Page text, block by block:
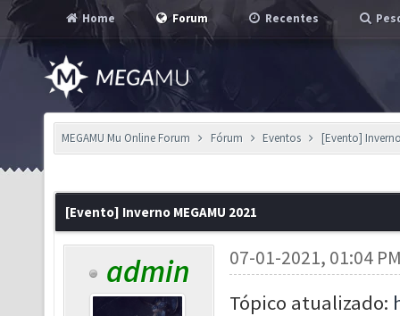
Home Forum Recentes
MEGAMU Mu Online Forum Fórum Eventos [Evento]
[Evento] Inverno MEGAMU 2021
admin 07-01-2021, 01:04
Tópico atualizado: